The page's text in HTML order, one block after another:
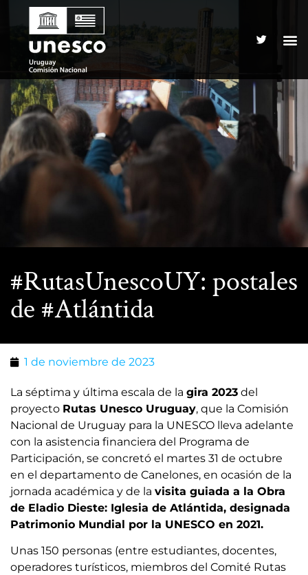
#RutasUnescoUY: postales
de #Atlántida
1 de noviembre de 2023
La séptima y última escala de la gira 2023 del
proyecto Rutas Unesco Uruguay, que la Comisión
Nacional de Uruguay para la UNESCO lleva adelante
con la asistencia financiera del Programa de
Participación, se concretó el martes 31 de octubre
en el departamento de Canelones, en ocasión de la
jornada académica y de la visita guiada a la Obra
de Eladio Dieste: Iglesia de Atlántida, designada
Patrimonio Mundial por la UNESCO en 2021.
Unas 150 personas (entre estudiantes, docentes,
operadores turísticos, miembros del Comité Rutas